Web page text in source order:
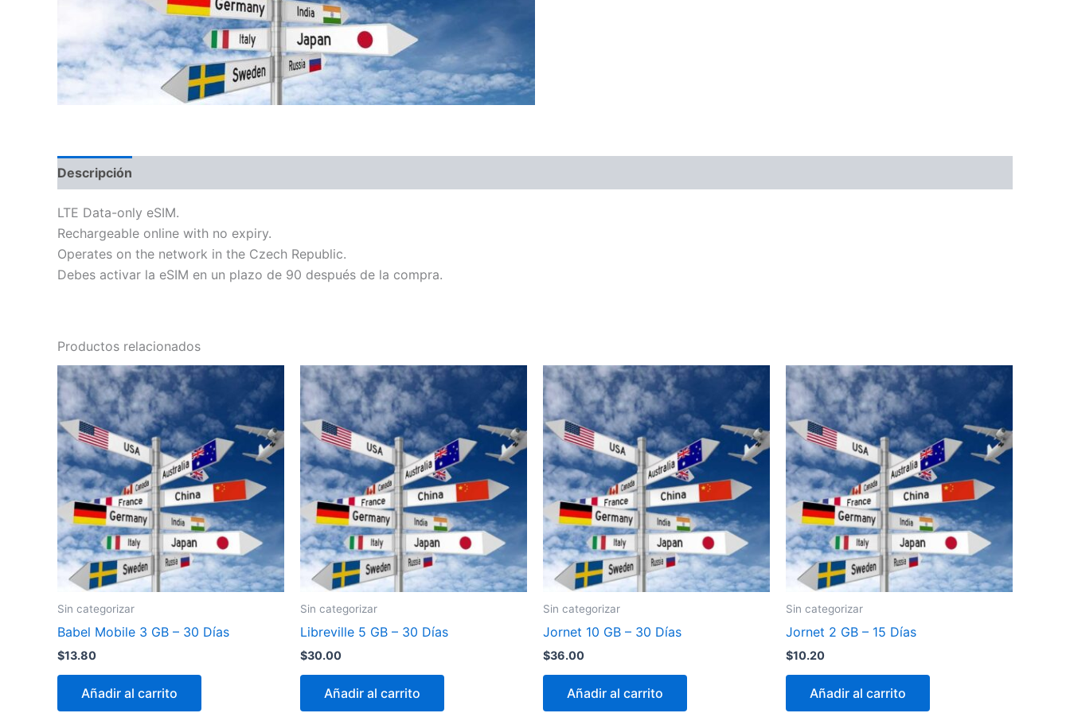
Descripción
LTE Data-only eSIM.
Rechargeable online with no expiry.
Operates on the network in the Czech Republic.
Debes activar la eSIM en un plazo de 90 después de la compra.
Productos relacionados
Sin categorizar
Babel Mobile 3 GB – 30 Días
$13.80
Añadir al carrito
Sin categorizar
Libreville 5 GB – 30 Días
$30.00
Añadir al carrito
Sin categorizar
Jornet 10 GB – 30 Días
$36.00
Añadir al carrito
Sin categorizar
Jornet 2 GB – 15 Días
$10.20
Añadir al carrito